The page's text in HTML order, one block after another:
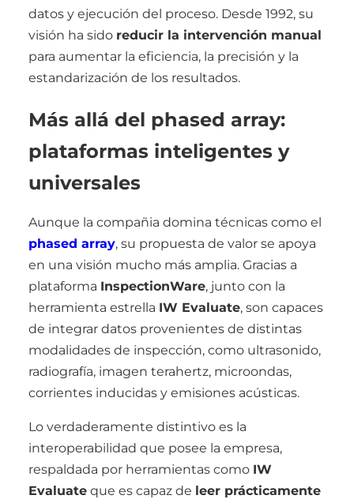
datos y ejecución del proceso. Desde 1992, su
visión ha sido reducir la intervención manual
para aumentar la eficiencia, la precisión y la
estandarización de los resultados.
Más allá del phased array:
plataformas inteligentes y
universales
Aunque la compañia domina técnicas como el
phased array, su propuesta de valor se apoya
en una visión mucho más amplia. Gracias a
plataforma InspectionWare, junto con la
herramienta estrella IW Evaluate, son capaces
de integrar datos provenientes de distintas
modalidades de inspección, como ultrasonido,
radiografía, imagen terahertz, microondas,
corrientes inducidas y emisiones acústicas.
Lo verdaderamente distintivo es la
interoperabilidad que posee la empresa,
respaldada por herramientas como IW
Evaluate que es capaz de leer prácticamente